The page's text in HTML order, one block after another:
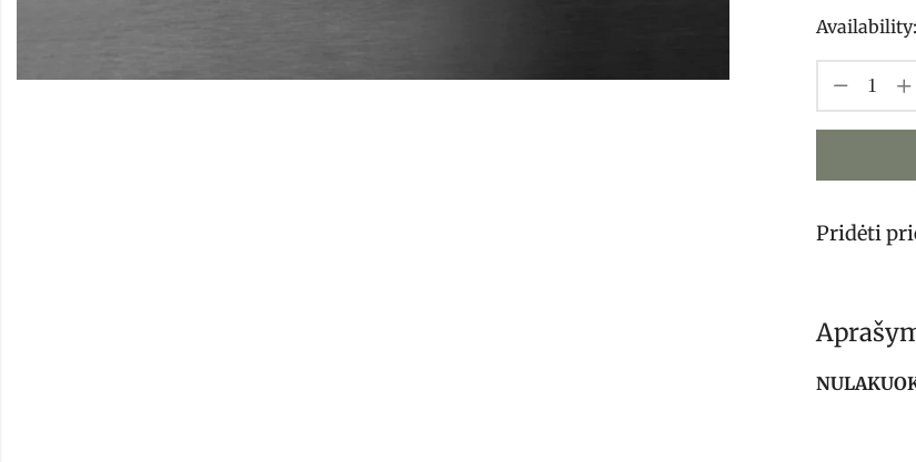
Availability:
Pridėti